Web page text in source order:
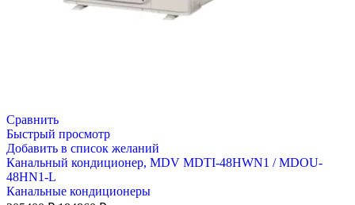
Сравнить
Быстрый просмотр
Добавить в список желаний
Канальный кондиционер, MDV MDTI-48HWN1 / MDOU-
48HN1-L
Канальные кондиционеры